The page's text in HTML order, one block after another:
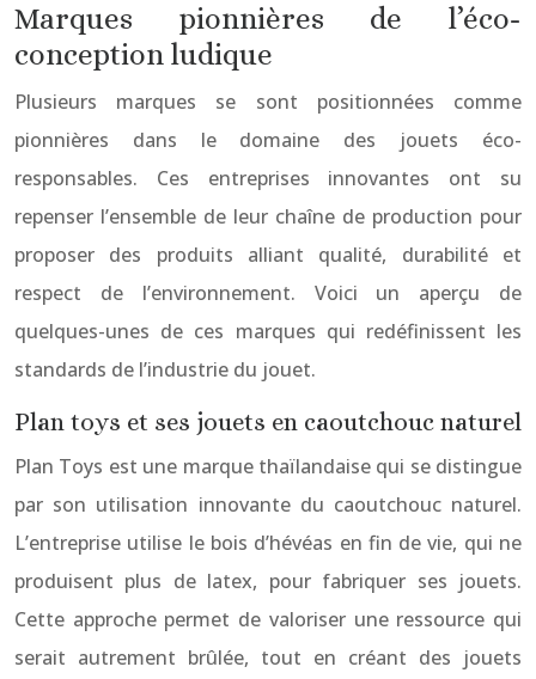
Marques pionnières de l’éco-
conception ludique
Plusieurs marques se sont positionnées comme
pionnières dans le domaine des jouets éco-
responsables. Ces entreprises innovantes ont su
repenser l’ensemble de leur chaîne de production pour
proposer des produits alliant qualité, durabilité et
respect de l’environnement. Voici un aperçu de
quelques-unes de ces marques qui redéfinissent les
standards de l’industrie du jouet.
Plan toys et ses jouets en caoutchouc naturel
Plan Toys est une marque thaïlandaise qui se distingue
par son utilisation innovante du caoutchouc naturel.
L’entreprise utilise le bois d’hévéas en fin de vie, qui ne
produisent plus de latex, pour fabriquer ses jouets.
Cette approche permet de valoriser une ressource qui
serait autrement brûlée, tout en créant des jouets